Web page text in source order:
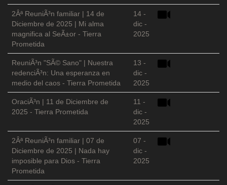
2Âª ReuniÃ³n familiar | 14 de
Diciembre de 2025 | Mi alma
magnifica al SeÃ±or - Tierra
Prometida
14 -
dic -
2025
ReuniÃ³n "SÃ© Sano" | Nuestra
redenciÃ³n: Una esperanza en
medio del caos - Tierra Prometida
13 -
dic -
2025
OraciÃ³n | 11 de Diciembre de
2025 - Tierra Prometida
11 -
dic -
2025
2Âª ReuniÃ³n familiar | 07 de
Diciembre de 2025 | Nada hay
imposible para Dios - Tierra
Prometida
07 -
dic -
2025